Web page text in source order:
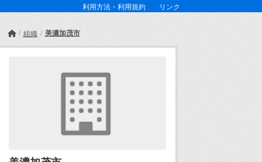
利用方法・利用規約 リンク
組織 美濃加茂市